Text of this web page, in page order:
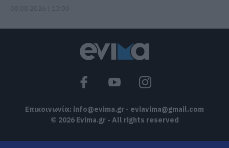
Επικοινωνία: info@evima.gr - eviavima@gmail.com
© 2026 Evima.gr - All rights reserved